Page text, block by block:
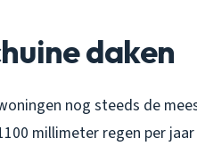
daken
nog steeds de
millimeter regen per